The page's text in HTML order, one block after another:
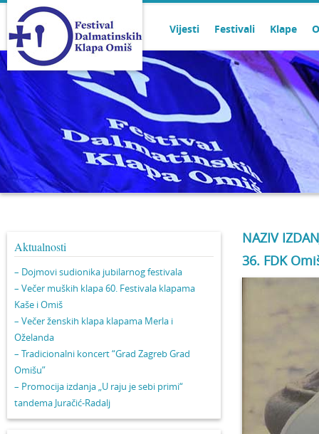
Vijesti Festivali Klape
Aktualnosti
– Dojmovi sudionika jubilarnog festivala
– Večer muških klapa 60. Festivala klapama
Kaše i Omiš
– Večer ženskih klapa klapama Merla i
Oželanda
– Tradicionalni koncert “Grad Zagreb Grad
Omišu”
– Promocija izdanja „U raju je sebi primi“
tandema Juračić-Radalj
NAZIV
36. FDK